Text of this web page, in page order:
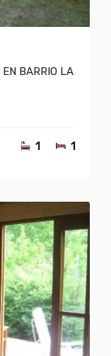
BARRIO LA
1
1